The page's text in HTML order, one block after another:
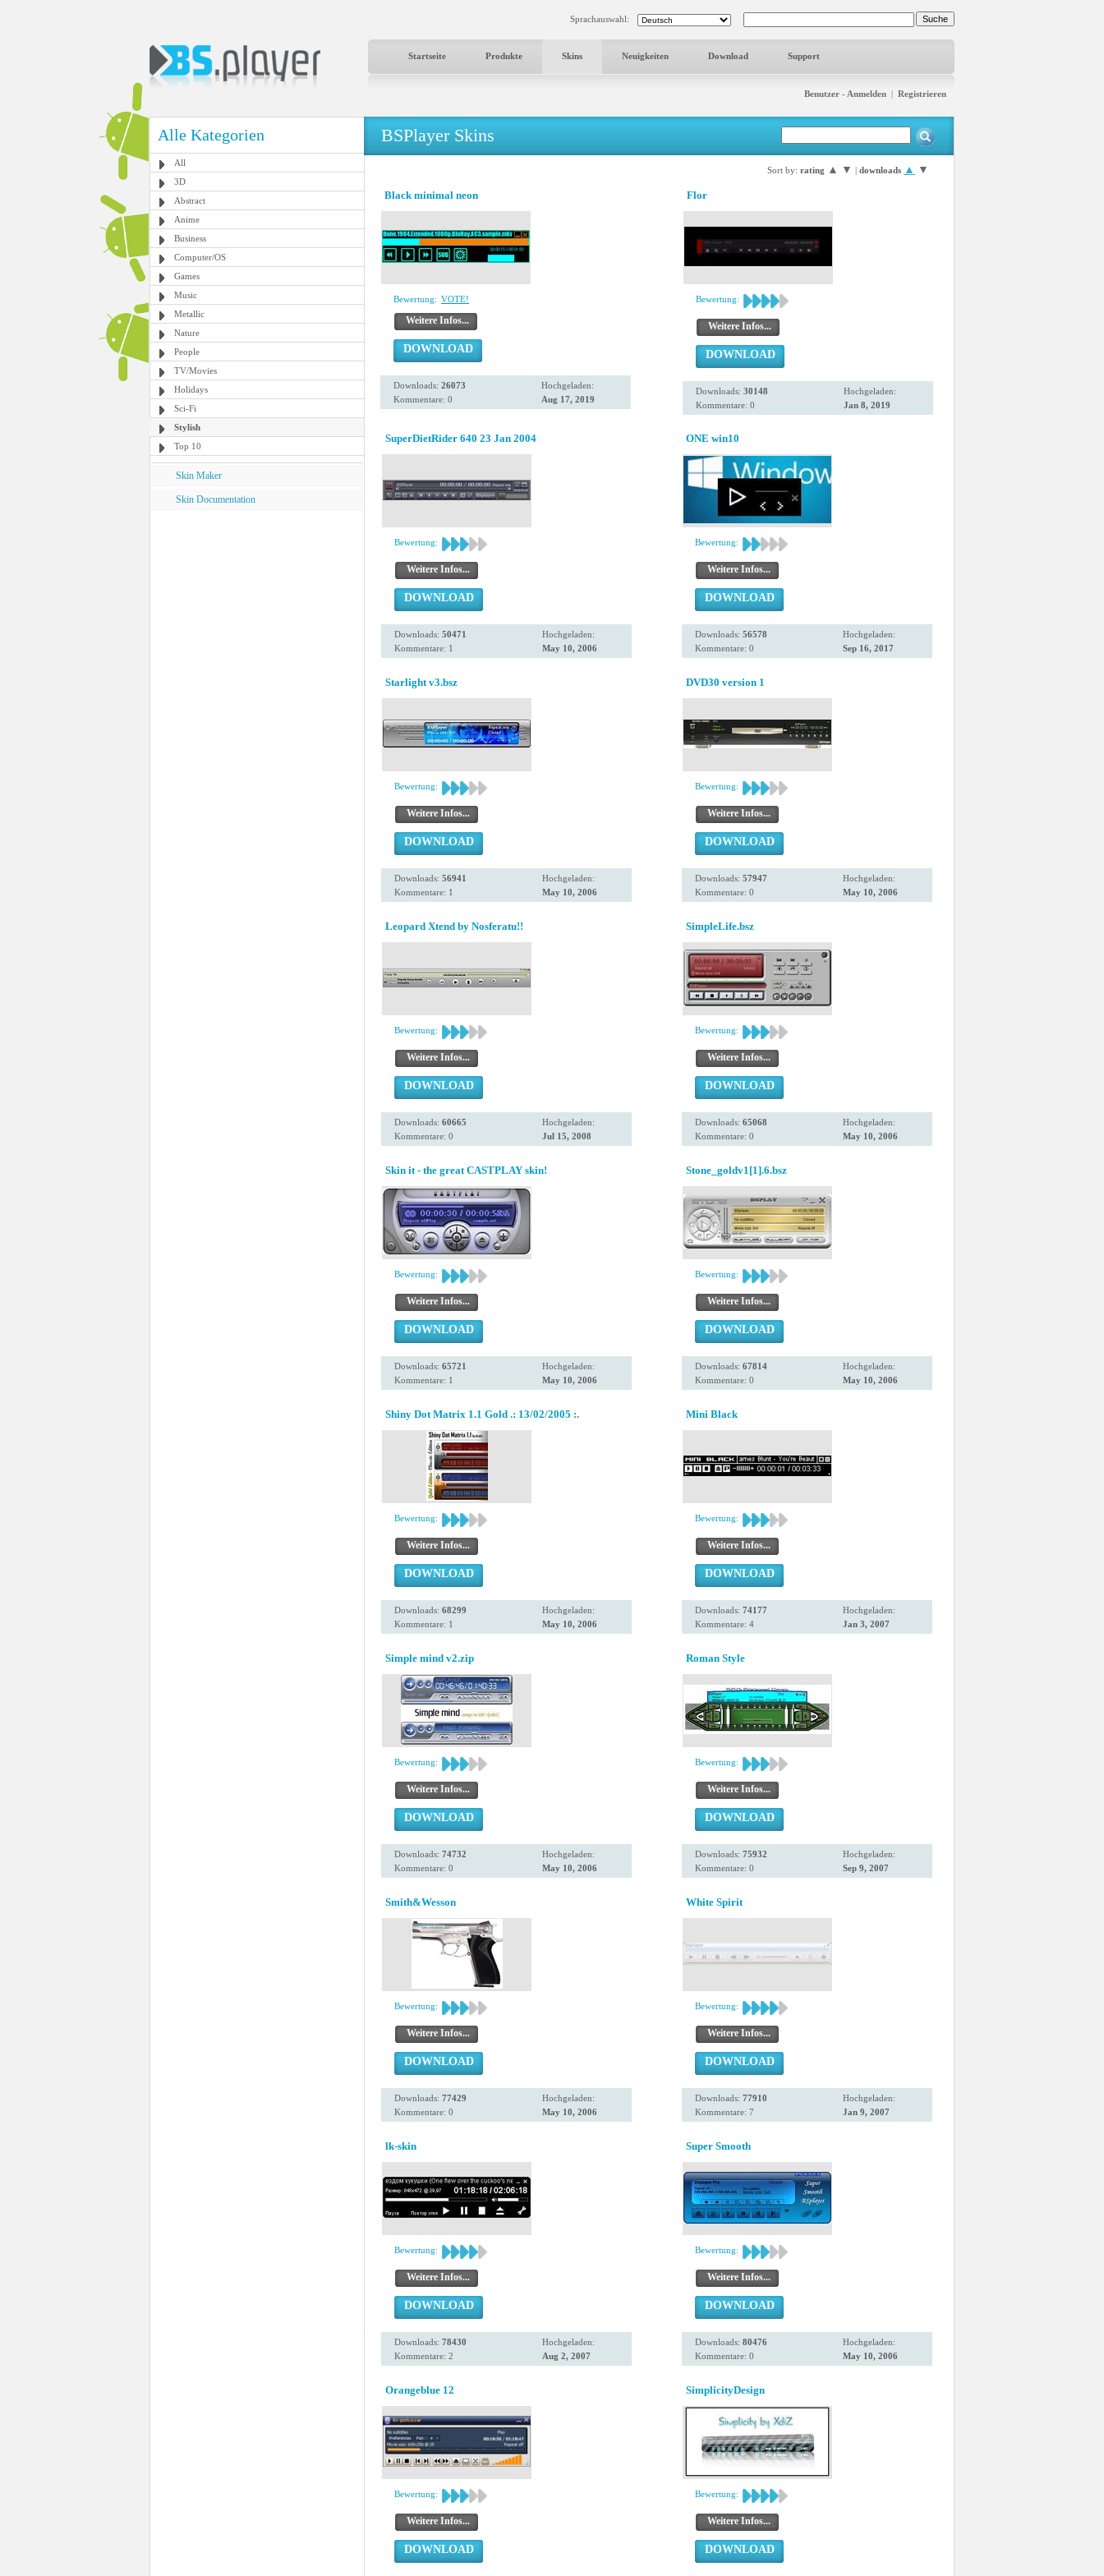
Sprachauswahl:
Startseite Produkte Skins Neuigkeiten Download Support
Benutzer - Anmelden | Registrieren
Alle Kategorien
All
3D
Abstract
Anime
Business
Computer/OS
Games
Music
Metallic
Nature
People
TV/Movies
Holidays
Sci-Fi
Stylish
Top 10
Skin Maker
Skin Documentation
BSPlayer Skins
Sort by: rating ▲ ▼ | downloads ▲ ▼
Black minimal neon
Bewertung: VOTE!
Weitere Infos...
DOWNLOAD
Downloads: 26073
Kommentare: 0
Hochgeladen:
Aug 17, 2019
Flor
Bewertung:
Weitere Infos...
DOWNLOAD
Downloads: 30148
Kommentare: 0
Hochgeladen:
Jan 8, 2019
SuperDietRider 640 23 Jan 2004
Bewertung:
Weitere Infos...
DOWNLOAD
Downloads: 50471
Kommentare: 1
Hochgeladen:
May 10, 2006
ONE win10
Bewertung:
Weitere Infos...
DOWNLOAD
Downloads: 56578
Kommentare: 0
Hochgeladen:
Sep 16, 2017
Starlight v3.bsz
Bewertung:
Weitere Infos...
DOWNLOAD
Downloads: 56941
Kommentare: 1
Hochgeladen:
May 10, 2006
DVD30 version 1
Bewertung:
Weitere Infos...
DOWNLOAD
Downloads: 57947
Kommentare: 0
Hochgeladen:
May 10, 2006
Leopard Xtend by Nosferatu!!
Bewertung:
Weitere Infos...
DOWNLOAD
Downloads: 60665
Kommentare: 0
Hochgeladen:
Jul 15, 2008
SimpleLife.bsz
Bewertung:
Weitere Infos...
DOWNLOAD
Downloads: 65068
Kommentare: 0
Hochgeladen:
May 10, 2006
Skin it - the great CASTPLAY skin!
Bewertung:
Weitere Infos...
DOWNLOAD
Downloads: 65721
Kommentare: 1
Hochgeladen:
May 10, 2006
Stone_goldv1[1].6.bsz
Bewertung:
Weitere Infos...
DOWNLOAD
Downloads: 67814
Kommentare: 0
Hochgeladen:
May 10, 2006
Shiny Dot Matrix 1.1 Gold .: 13/02/2005 :.
Bewertung:
Weitere Infos...
DOWNLOAD
Downloads: 68299
Kommentare: 1
Hochgeladen:
May 10, 2006
Mini Black
Bewertung:
Weitere Infos...
DOWNLOAD
Downloads: 74177
Kommentare: 4
Hochgeladen:
Jan 3, 2007
Simple mind v2.zip
Bewertung:
Weitere Infos...
DOWNLOAD
Downloads: 74732
Kommentare: 0
Hochgeladen:
May 10, 2006
Roman Style
Bewertung:
Weitere Infos...
DOWNLOAD
Downloads: 75932
Kommentare: 0
Hochgeladen:
Sep 9, 2007
Smith&Wesson
Bewertung:
Weitere Infos...
DOWNLOAD
Downloads: 77429
Kommentare: 0
Hochgeladen:
May 10, 2006
White Spirit
Bewertung:
Weitere Infos...
DOWNLOAD
Downloads: 77910
Kommentare: 7
Hochgeladen:
Jan 9, 2007
lk-skin
Bewertung:
Weitere Infos...
DOWNLOAD
Downloads: 78430
Kommentare: 2
Hochgeladen:
Aug 2, 2007
Super Smooth
Bewertung:
Weitere Infos...
DOWNLOAD
Downloads: 80476
Kommentare: 0
Hochgeladen:
May 10, 2006
Orangeblue 12
Bewertung:
Weitere Infos...
DOWNLOAD
SimplicityDesign
Bewertung:
Weitere Infos...
DOWNLOAD